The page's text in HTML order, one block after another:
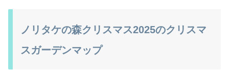
ノリタケの森クリスマス2025のクリスマ
スガーデンマップ